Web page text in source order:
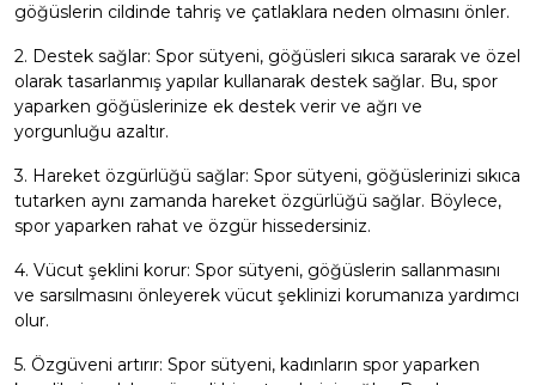
göğüslerin cildinde tahriş ve çatlaklara neden olmasını önler.
2. Destek sağlar: Spor sütyeni, göğüsleri sıkıca sararak ve özel
olarak tasarlanmış yapılar kullanarak destek sağlar. Bu, spor
yaparken göğüslerinize ek destek verir ve ağrı ve
yorgunluğu azaltır.
3. Hareket özgürlüğü sağlar: Spor sütyeni, göğüslerinizi sıkıca
tutarken aynı zamanda hareket özgürlüğü sağlar. Böylece,
spor yaparken rahat ve özgür hissedersiniz.
4. Vücut şeklini korur: Spor sütyeni, göğüslerin sallanmasını
ve sarsılmasını önleyerek vücut şeklinizi korumanıza yardımcı
olur.
5. Özgüveni artırır: Spor sütyeni, kadınların spor yaparken